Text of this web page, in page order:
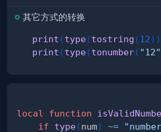
其它方式的转换
print (type(tostring (12) )
print (type(tonumber( "12"
local function
if
type(num) ~=